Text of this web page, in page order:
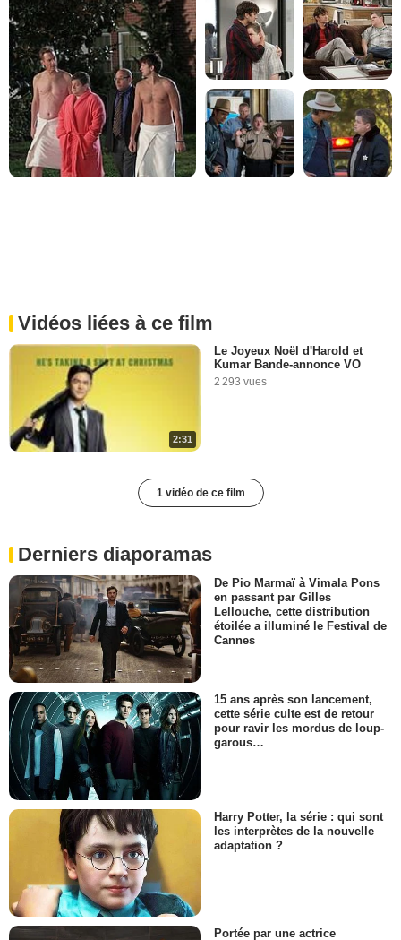
Vidéos liées à ce film
2:31
Le Joyeux Noël d'Harold et
Kumar Bande-annonce VO
2 293 vues
1 vidéo de ce film
Derniers diaporamas
De Pio Marmaï à Vimala Pons
en passant par Gilles
Lellouche, cette distribution
étoilée a illuminé le Festival de
Cannes
15 ans après son lancement,
cette série culte est de retour
pour ravir les mordus de loup-
garous…
Harry Potter, la série : qui sont
les interprètes de la nouvelle
adaptation ?
Portée par une actrice